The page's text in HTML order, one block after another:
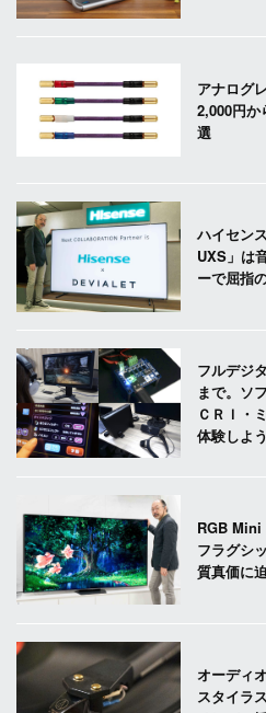
アナログ
2,000円か
選
ハイセン
UXS」は
ーで屈指
フルデジ
まで。ソ
ＣＲＩ・
体験しよ
RGB Mini
フラグシ
質真価に
オーディ
スタイラ